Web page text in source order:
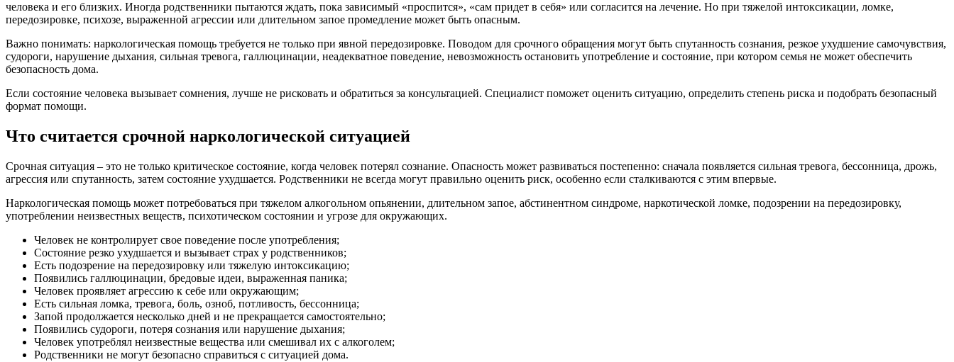
человека и его близких. Иногда родственники пытаются ждать, пока зависимый «проспится», «сам придет в себя» или согласится на лечение. Но при тяжелой интоксикации, ломке,
передозировке, психозе, выраженной агрессии или длительном запое промедление может быть опасным.
Важно понимать: наркологическая помощь требуется не только при явной передозировке. Поводом для срочного обращения могут быть спутанность сознания, резкое ухудшение самочувствия,
судороги, нарушение дыхания, сильная тревога, галлюцинации, неадекватное поведение, невозможность остановить употребление и состояние, при котором семья не может обеспечить
безопасность дома.
Если состояние человека вызывает сомнения, лучше не рисковать и обратиться за консультацией. Специалист поможет оценить ситуацию, определить степень риска и подобрать безопасный
формат помощи.
Что считается срочной наркологической ситуацией
Срочная ситуация – это не только критическое состояние, когда человек потерял сознание. Опасность может развиваться постепенно: сначала появляется сильная тревога, бессонница, дрожь,
агрессия или спутанность, затем состояние ухудшается. Родственники не всегда могут правильно оценить риск, особенно если сталкиваются с этим впервые.
Наркологическая помощь может потребоваться при тяжелом алкогольном опьянении, длительном запое, абстинентном синдроме, наркотической ломке, подозрении на передозировку,
употреблении неизвестных веществ, психотическом состоянии и угрозе для окружающих.
Человек не контролирует свое поведение после употребления;
Состояние резко ухудшается и вызывает страх у родственников;
Есть подозрение на передозировку или тяжелую интоксикацию;
Появились галлюцинации, бредовые идеи, выраженная паника;
Человек проявляет агрессию к себе или окружающим;
Есть сильная ломка, тревога, боль, озноб, потливость, бессонница;
Запой продолжается несколько дней и не прекращается самостоятельно;
Появились судороги, потеря сознания или нарушение дыхания;
Человек употреблял неизвестные вещества или смешивал их с алкоголем;
Родственники не могут безопасно справиться с ситуацией дома.